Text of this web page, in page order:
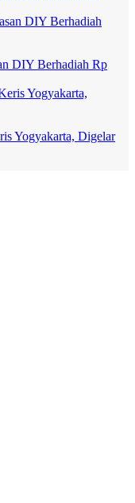
DIY Berhadiah Rp
Yogyakarta, Digelar